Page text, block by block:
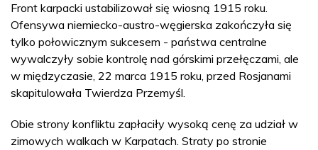
Front karpacki ustabilizował się wiosną 1915 roku.
Ofensywa niemiecko-austro-węgierska zakończyła się
tylko połowicznym sukcesem - państwa centralne
wywalczyły sobie kontrolę nad górskimi przełęczami, ale
w międzyczasie, 22 marca 1915 roku, przed Rosjanami
skapitulowała Twierdza Przemyśl.
Obie strony konfliktu zapłaciły wysoką cenę za udział w
zimowych walkach w Karpatach. Straty po stronie